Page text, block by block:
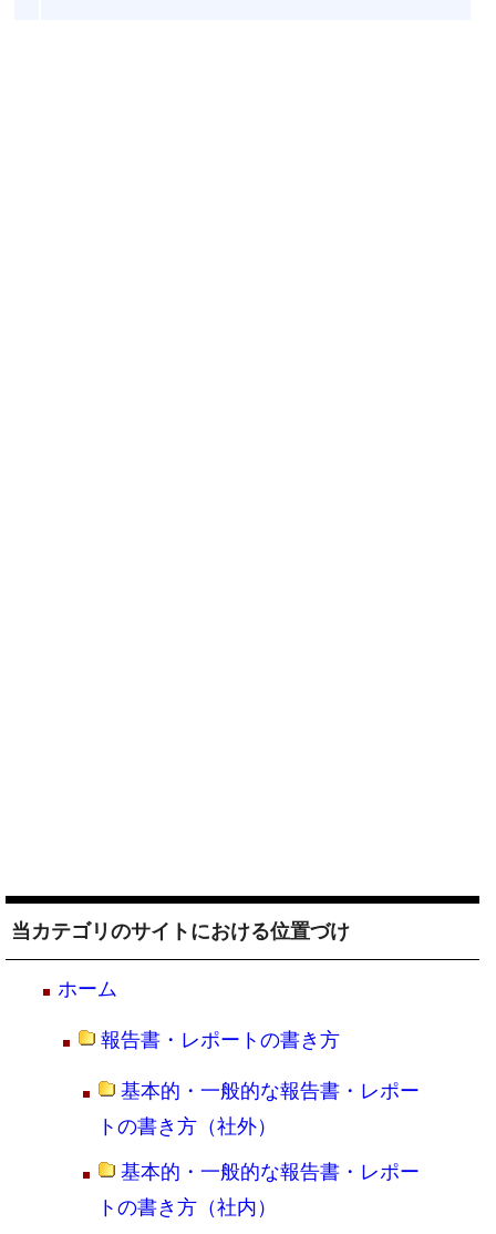
当カテゴリのサイトにおける位置づけ
ホーム
報告書・レポートの書き方
基本的・一般的な報告書・レポー
トの書き方（社外）
基本的・一般的な報告書・レポー
トの書き方（社内）